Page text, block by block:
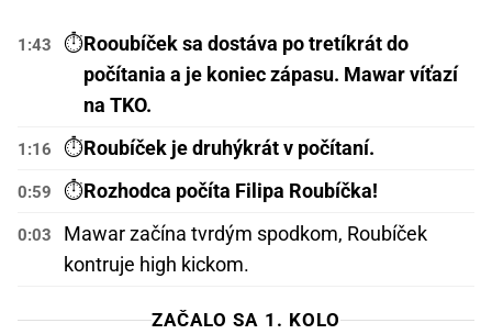
1:43 ⏱️Rooubíček sa dostáva po tretíkrát do
počítania a je koniec zápasu. Mawar víťazí
na TKO.
1:16 ⏱️Roubíček je druhýkrát v počítaní.
0:59 ⏱️Rozhodca počíta Filipa Roubíčka!
0:03
Mawar začína tvrdým spodkom, Roubíček
kontruje high kickom.
ZAČALO SA 1. KOLO